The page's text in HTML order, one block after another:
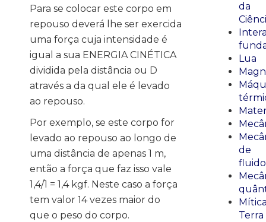
Para se colocar este corpo em
repouso deverá lhe ser exercida
uma força cuja intensidade é
igual a sua ENERGIA CINÉTICA
dividida pela distância ou D
através a da qual ele é levado
ao repouso.
Por exemplo, se este corpo for
levado ao repouso ao longo de
uma distância de apenas 1 m,
então a força que faz isso vale
1,4/1 = 1,4 kgf. Neste caso a força
tem valor 14 vezes maior do
que o peso do corpo.
da
Lua
de
Terra